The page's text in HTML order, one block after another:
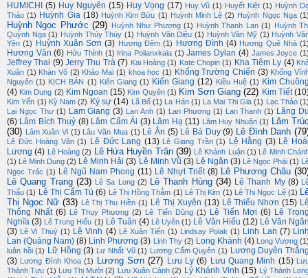
HUMICHI
(5) Huy Nguyên (15) Huy Vọng (17) Huy Vũ (1) Huyết Kiệt (1) Huỳnh
Thảo (1) Huỳnh Gia (18) Huỳnh Kim Bửu (1) Huỳnh Minh Lệ (2) Huỳnh Ngọc Nga
Huỳnh Ngọc Phước (29) Huỳnh Như Phương (1) Huỳnh Thanh Lan (1)
Huỳnh
Quỳnh Nga (1) Huỳnh Thúy Thúy (1) Huỳnh Văn Diệu (1) Huỳnh Văn Mỹ (1) Huỳnh
Yên (1) Huỳnh Xuân Sơn (3) Hương Đêm (1) Hương Đình (4) Hương Quê Nhà
Hương Văn (6) Hửu Thỉnh (1) Irina Polianxkaia (1) James Dylan (4) James Joyce
Jeffrey Thai (9) Jerry Thu Trà (7) Kai Hoàng (1) Kate Chopin (1) Kha Tiệm Ly (4)
Xuân (1) Khán Võ (2) Khảo Mai (1) khoa học (1) Khổng Trường Chiến (3) Khổng
Nguyên (1) KỊCH BẢN (1) Kiên Giang (1) Kiến Giang (12) Kiều Huệ (1) Kim
(4) Kim Dung (2) Kim Ngoan (15) Kim Quyên (1) Kim Sơn Giang (22) Kim Tiết
Kim Yến (1) Kỳ Nam (2) Ký sự (14) Lã Bố (1) La Hán (1) La Mai Thi Gia (1) Lạc Thảo
Lại Ngọc Thư (1) Lam Giang (3) Lan Anh (1) Lan Phương (1) Lan Thanh (1) Lãng
(6) Lâm Bích Thuỷ (8) Lâm Cẩm Ái (3) Lâm Hạ (11) Lâm Huy Nhuận (1) Lâm
(30) Lâm Xuân Vi (1) Lâu Văn Mua (1) Lê Ân (5) Lê Bá Duy (9) Lê Đình Danh
Lê Đức Hoàng Vân (1) Lê Đức Lang (13) Lê Giang Trần (1) Lệ Hằng (3) Lê
Lương (4) Lê Hoàng (2) Lê Hứa Huyền Trân (39) Lê Khánh Luận (1) Lê Minh
(1) Lê Minh Dung (2) Lê Minh Hải (3) Lê Minh Vũ (3) Lê Ngân (3) Lê Ngọc Phái (1)
Ngọc Trác (1) Lê Ngũ Nam Phong (11) Lê Nhựt Triết (8) Lê Phương Châu
Lê Quang Trạng (23) Lê Sa Long (2) Lê Thanh Hùng (34) Lê Thanh My (8)
Thấu (1) Lê Thị Cẩm Tú (6) Lê Thị Hồng Thắm (1) Lê Thị Kim (1) Lê Thị Ngọc Lệ (1)
Thị Ngọc Nữ (33) Lê Thị Thu Hiền (1) Lê Thị Xuyên (13) Lê Thiếu Nhơn (15)
Thống Nhất (6) Lê Thụy Phương (2) Lê Tiến Dũng (1) Lê Tiến Mợi (6) Lê
Nghĩa (3) Lê Trung Hiếu (1) Lê Tuân (4) Lê Uyên (1) Lê Văn Hiếu (12) Lê Văn
(3) Lê Vi Thuỷ (1) Lê Vinh (4) Lê Xuân Tiến (1) Lindsay Polak (1) Linh Lan (7)
Lan (Quảng Nam) (8) Linh Phương (3) Linh Thy (2) Long Khánh (4) Long Vương
luân hồi (1) Lữ Hồng (3) Lư Nhất Vũ (1) Lương Cẩm Quyên (1) Lương Duyên
(3) Lương Đình Khoa (1) Lương Sơn (27) Lưu Ly (6) Lưu Quang Minh (15)
Thành Tựu (1) Lưu Thị Mười (2) Lưu Xuân Cảnh (2) Lý Khánh Vinh (15) Lý Thành